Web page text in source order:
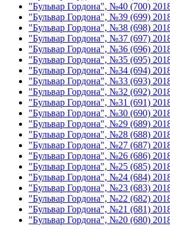
"Бульвар Гордона", №40 (700)
"Бульвар Гордона", №39 (699)
"Бульвар Гордона", №38 (698)
"Бульвар Гордона", №37 (697)
"Бульвар Гордона", №36 (696)
"Бульвар Гордона", №35 (695)
"Бульвар Гордона", №34 (694)
"Бульвар Гордона", №33 (693)
"Бульвар Гордона", №32 (692)
"Бульвар Гордона", №31 (691)
"Бульвар Гордона", №30 (690)
"Бульвар Гордона", №29 (689)
"Бульвар Гордона", №28 (688)
"Бульвар Гордона", №27 (687)
"Бульвар Гордона", №26 (686)
"Бульвар Гордона", №25 (685)
"Бульвар Гордона", №24 (684)
"Бульвар Гордона", №23 (683)
"Бульвар Гордона", №22 (682)
"Бульвар Гордона", №21 (681)
"Бульвар Гордона", №20 (680)